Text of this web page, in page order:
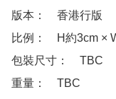
版本：　香港行版
比例：　H約3cm ×
包裝尺寸：　TBC
重量：　TBC